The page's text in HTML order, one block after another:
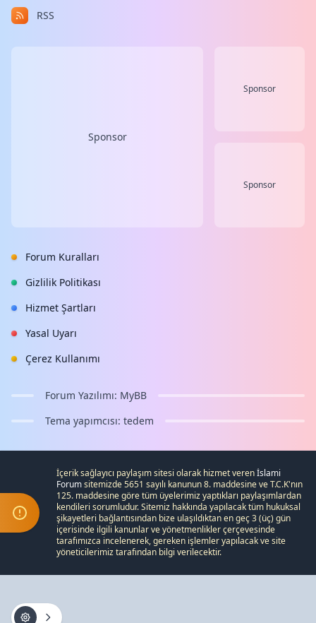
RSS
Sponsor
Sponsor
Sponsor
Forum Kuralları
Gizlilik Politikası
Hizmet Şartları
Yasal Uyarı
Çerez Kullanımı
Forum Yazılımı: MyBB
Tema yapımcısı: tedem
İçerik sağlayıcı paylaşım sitesi olarak hizmet verenİslami
Forumsitemizde 5651 sayılı kanunun 8. maddesine veT.C.K'nın
125. maddesine göre tüm üyelerimiz yaptıkları paylaşımlardan
kendileri sorumludur. Sitemiz hakkında yapılacak tüm hukuksal
şikayetleri bağlantısından bize ulaşıldıktan en geç 3 (üç) gün
içerisinde ilgili kanunlar ve yönetmenlikler çerçevesinde
tarafımızca incelenerek, gereken işlemler yapılacak ve site
yöneticilerimiz tarafından bilgi verilecektir.